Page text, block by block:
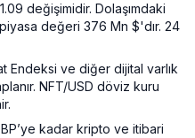
değişimidir. Dolaşımdaki
değeri 376 Mn $'dır. 24
Endeksi ve diğer dijital varlık
NFT/USD döviz kuru
kadar kripto ve itibari